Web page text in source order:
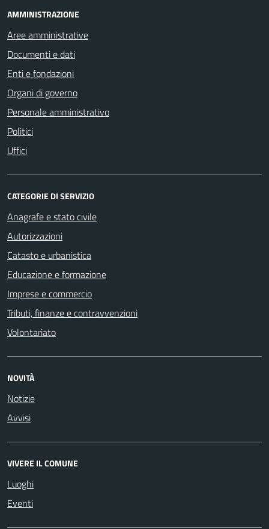
AMMINISTRAZIONE
Aree amministrative
Documenti e dati
Enti e fondazioni
Organi di governo
Personale amministrativo
Politici
Uffici
CATEGORIE DI SERVIZIO
Anagrafe e stato civile
Autorizzazioni
Catasto e urbanistica
Educazione e formazione
Imprese e commercio
Tributi, finanze e contravvenzioni
Volontariato
NOVITÀ
Notizie
Avvisi
VIVERE IL COMUNE
Luoghi
Eventi